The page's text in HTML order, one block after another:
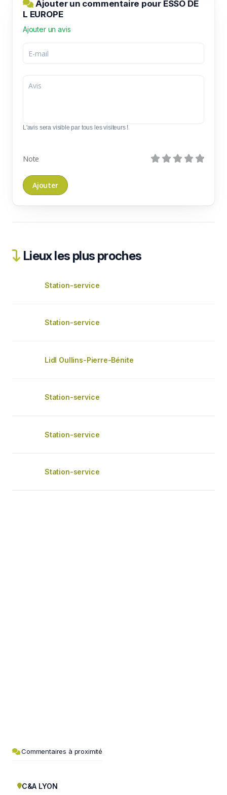
Ajouter un commentaire pour ESSO DE
L EUROPE
Ajouter un avis
L'avis sera visible par tous les visiteurs !
Note
Lieux les plus proches
Station-service
Station-service
Lidl Oullins-Pierre-Bénite
Station-service
Station-service
Station-service
Commentaires à proximité
C&A LYON